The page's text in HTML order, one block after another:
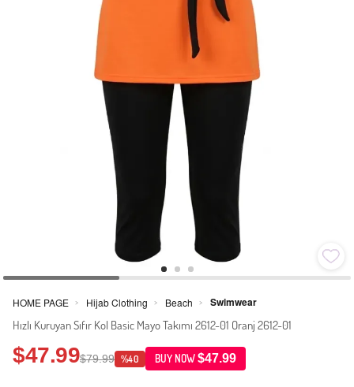
HOME PAGE > Hijab Clothing > Beach > Swimwear
Hızlı Kuruyan Sıfır Kol Basic Mayo Takımı 2612-01 Oranj 2612-01
$47.99$79.99 %40 BUY NOW$47.99